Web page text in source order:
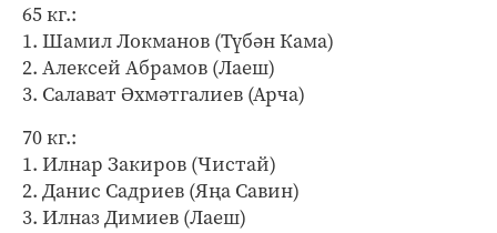
65 кг.:
1. Шамил Локманов (Түбән Кама)
2. Алексей Абрамов (Лаеш)
3. Салават Әхмәтгалиев (Арча)
70 кг.:
1. Илнар Закиров (Чистай)
2. Данис Садриев (Яңа Савин)
3. Илназ Димиев (Лаеш)